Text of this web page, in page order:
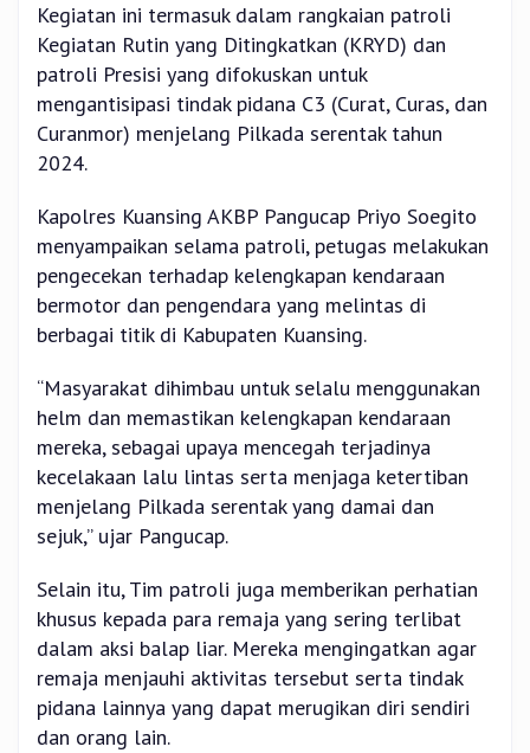
Kegiatan ini termasuk dalam rangkaian patroli
Kegiatan Rutin yang Ditingkatkan (KRYD) dan
patroli Presisi yang difokuskan untuk
mengantisipasi tindak pidana C3 (Curat, Curas, dan
Curanmor) menjelang Pilkada serentak tahun
2024.
Kapolres Kuansing AKBP Pangucap Priyo Soegito
menyampaikan selama patroli, petugas melakukan
pengecekan terhadap kelengkapan kendaraan
bermotor dan pengendara yang melintas di
berbagai titik di Kabupaten Kuansing.
“Masyarakat dihimbau untuk selalu menggunakan
helm dan memastikan kelengkapan kendaraan
mereka, sebagai upaya mencegah terjadinya
kecelakaan lalu lintas serta menjaga ketertiban
menjelang Pilkada serentak yang damai dan
sejuk,” ujar Pangucap.
Selain itu, Tim patroli juga memberikan perhatian
khusus kepada para remaja yang sering terlibat
dalam aksi balap liar. Mereka mengingatkan agar
remaja menjauhi aktivitas tersebut serta tindak
pidana lainnya yang dapat merugikan diri sendiri
dan orang lain.